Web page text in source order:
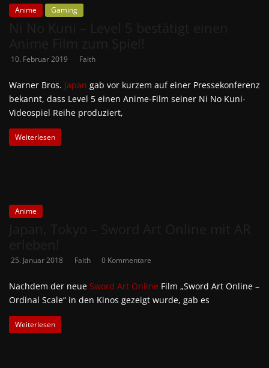
Anime Gaming
10. Februar 2019 Faith
Warner Bros. Japan gab vor kurzem auf einer Pressekonferenz
bekannt, dass Level 5 einen Anime-Film seiner Ni No Kuni-
Videospiel Reihe produziert,
Weiterlesen
Anime
25. Januar 2018 Faith 0 Kommentare
Nachdem der neue Sword Art Online Film „Sword Art Online –
Ordinal Scale“ in den Kinos gezeigt wurde, gab es
Weiterlesen